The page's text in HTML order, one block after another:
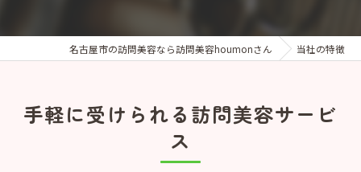
名古屋市の訪問美容なら訪問美容houmonさん 当社の特徴
手軽に受けられる訪問美容サービ
ス